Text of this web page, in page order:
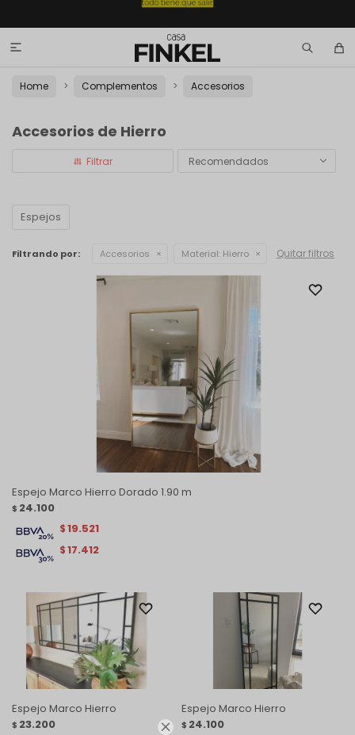


Home Complementos Accesorios
Accesorios de Hierro
Recomendados
Espejos
Filtrando por: Accesorios Material: Hierro Quitar filtros
Espejo Marco Hierro Dorado 1.90 m
$ 24.100
$17.412
$19.521
Espejo Marco Hierro
$ 23.200
Espejo Marco Hierro
$ 24.100